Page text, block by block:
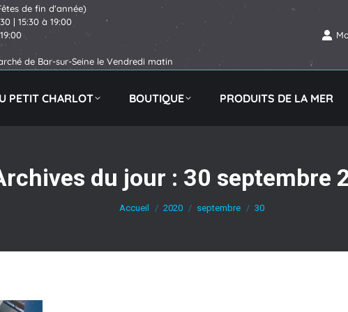
de fin d'année)
| 15:30 à 19:00
de Bar-sur-Seine le Vendredi matin
PETIT CHARLOT BOUTIQUE PRODUITS DE LA MER
du jour : 30 septembre
Vous êtes ici :
Accueil 2020 septembre 30